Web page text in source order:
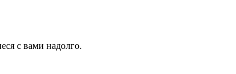
с вами надолго.